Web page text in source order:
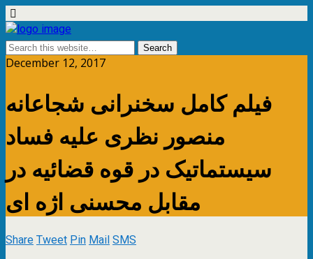
December 12, 2017
فیلم کامل سخنرانى شجاعانه
منصور نظرى علیه فساد
سیستماتیک در قوه قضائیه در
مقابل محسنى اژه اى
ShareTweetPinMailSMS